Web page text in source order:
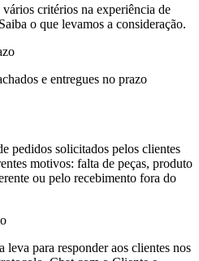
critérios na experiência de
o que levamos a consideração.
e entregues no prazo
pedidos solicitados pelos clientes
motivos: falta de peças, produto
ou pelo recebimento fora do
leva para responder aos clientes nos